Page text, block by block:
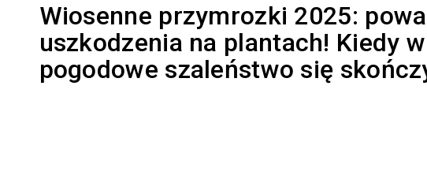
Wiosenne przymrozki 2025:
uszkodzenia na plantach! Kiedy
pogodowe szaleństwo się